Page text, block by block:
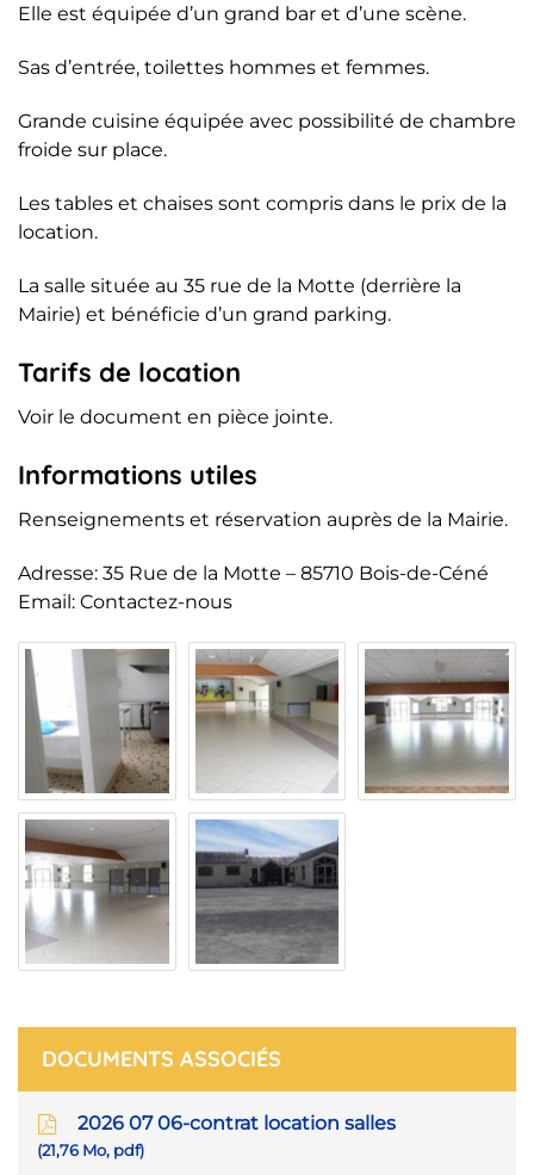
Elle est équipée d’un grand bar et d’une scène.
Sas d’entrée, toilettes hommes et femmes.
Grande cuisine équipée avec possibilité de chambre
froide sur place.
Les tables et chaises sont compris dans le prix de la
location.
La salle située au 35 rue de la Motte (derrière la
Mairie) et bénéficie d’un grand parking.
Tarifs de location
Voir le document en pièce jointe.
Informations utiles
Renseignements et réservation auprès de la Mairie.
Adresse: 35 Rue de la Motte – 85710 Bois-de-Céné
Email: Contactez-nous
DOCUMENTS ASSOCIÉS
2026 07 06-contrat location salles
21,76 Mo, pdf